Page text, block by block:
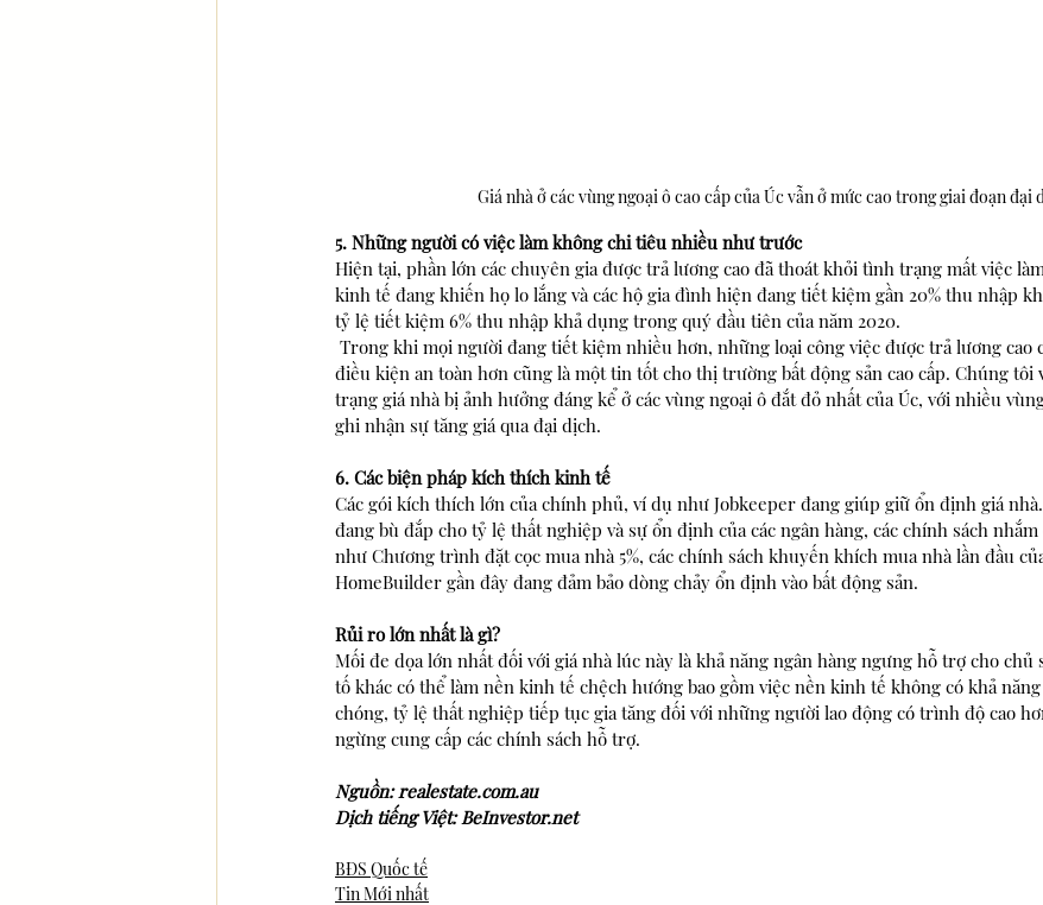
Giá nhà ở các vùng ngoại ô cao cấp của Úc vẫn ở mức cao trong giai đoạn đại
5. Những người có việc làm không chi tiêu nhiều như trước
Hiện tại, phần lớn các chuyên gia được trả lương cao đã thoát khỏi tình trạng mất việc
kinh tế đang khiến họ lo lắng và các hộ gia đình hiện đang tiết kiệm gần 20% thu nhập
tỷ lệ tiết kiệm 6% thu nhập khả dụng trong quý đầu tiên của năm 2020.
điều kiện an toàn hơn cũng là một tin tốt cho thị trường bất động sản cao cấp. Chúng tôi
trạng giá nhà bị ảnh hưởng đáng kể ở các vùng ngoại ô đắt đỏ nhất của Úc, với nhiều
ghi nhận sự tăng giá qua đại dịch.
6. Các biện pháp kích thích kinh tế
Các gói kích thích lớn của chính phủ, ví dụ như Jobkeeper đang giúp giữ ổn định giá
đang bù đắp cho tỷ lệ thất nghiệp và sự ổn định của các ngân hàng, các chính sách
như Chương trình đặt cọc mua nhà 5%, các chính sách khuyến khích mua nhà lần đầu
HomeBuilder gần đây đang đảm bảo dòng chảy ổn định vào bất động sản.
Rủi ro lớn nhất là gì?
Mối đe dọa lớn nhất đối với giá nhà lúc này là khả năng ngân hàng ngưng hỗ trợ cho chủ
tố khác có thể làm nền kinh tế chệch hướng bao gồm việc nền kinh tế không có khả
chóng, tỷ lệ thất nghiệp tiếp tục gia tăng đối với những người lao động có trình độ cao
ngừng cung cấp các chính sách hỗ trợ.
Nguồn: realestate.com.au
Dịch tiếng Việt: BeInvestor.net
BĐS Quốc tế
Tin Mới nhất